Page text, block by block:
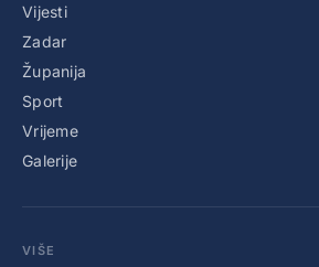
Vijesti
Zadar
Županija
Sport
Vrijeme
Galerije
VIŠE